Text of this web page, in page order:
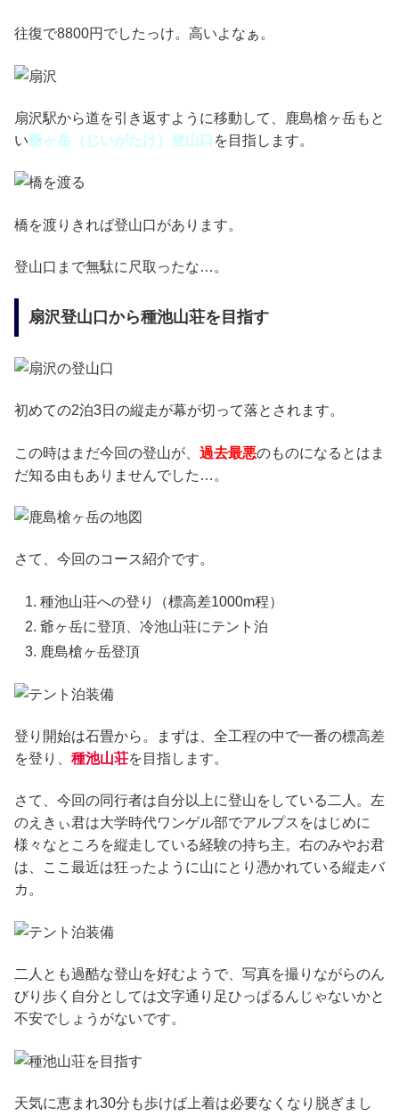
往復で8800円でしたっけ。高いよなぁ。
扇沢駅から道を引き返すように移動して、鹿島槍ヶ岳もと
い爺ヶ岳（じいがたけ）登山口 を目指します。
橋を渡りきれば登山口があります。
登山口まで無駄に尺取ったな…。
扇沢登山口から種池山荘を目指す
初めての2泊3日の縦走が幕が切って落とされます。
この時はまだ今回の登山が、 過去最悪のものになるとはま
だ知る由もありませんでした…。
さて、今回のコース紹介です。
種池山荘への登り（標高差1000m程）
爺ヶ岳に登頂、冷池山荘にテント泊
鹿島槍ヶ岳登頂
登り開始は石畳から。まずは、全工程の中で一番の標高差
を登り、 種池山荘を目指します。
さて、今回の同行者は自分以上に登山をしている二人。左
のえきぃ君は大学時代ワンゲル部でアルプスをはじめに
様々なところを縦走している経験の持ち主。右のみやお君
は、ここ最近は狂ったように山にとり憑かれている縦走バ
カ。
二人とも過酷な登山を好むようで、写真を撮りながらのん
びり歩く自分としては文字通り足ひっぱるんじゃないかと
不安でしょうがないです。
天気に恵まれ30分も歩けば上着は必要なくなり脱ぎまし